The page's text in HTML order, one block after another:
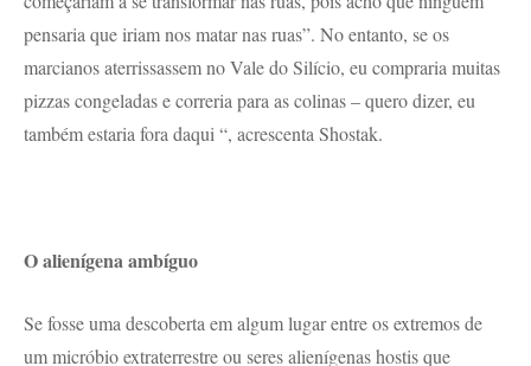
pensaria que iriam nos matar nas ruas”. No entanto, se os
marcianos aterrissassem no Vale do Silício, eu compraria muitas
pizzas congeladas e correria para as colinas – quero dizer, eu
também estaria fora daqui “, acrescenta Shostak.
O alienígena ambíguo
Se fosse uma descoberta em algum lugar entre os extremos de
um micróbio extraterrestre ou seres alienígenas hostis que